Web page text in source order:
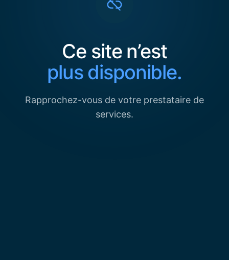
Ce site n’est
plus disponible.
Rapprochez-vous de votre prestataire de
services.